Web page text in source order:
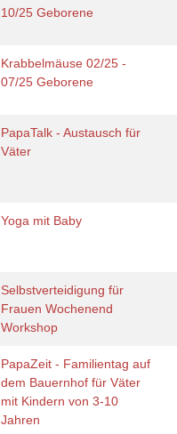
10/25 Geborene
Krabbelmäuse 02/25 -
07/25 Geborene
PapaTalk - Austausch für
Väter
Yoga mit Baby
Selbstverteidigung für
Frauen Wochenend
Workshop
PapaZeit - Familientag auf
dem Bauernhof für Väter
mit Kindern von 3-10
Jahren